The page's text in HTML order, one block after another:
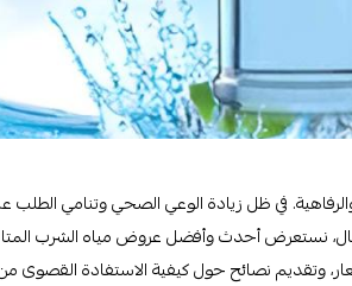
في ظل زيادة الوعي الصحي وتنامي الطلب
نستعرض أحدث وأفضل عروض مياه الشرب
وتقديم نصائح حول كيفية الاستفادة القصوى